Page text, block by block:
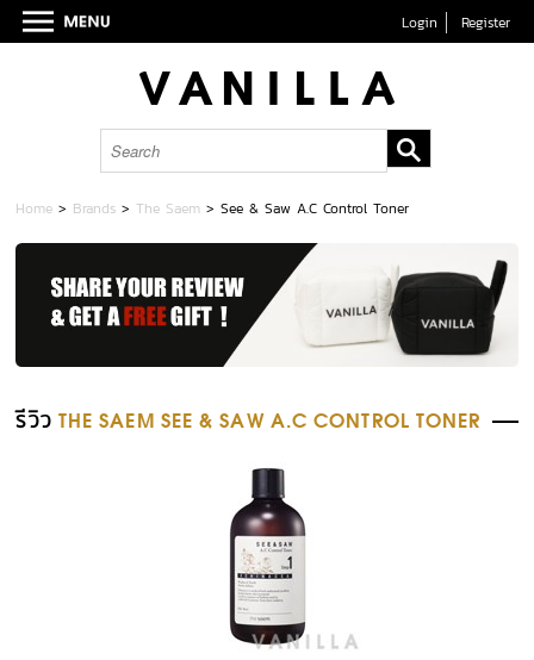
Login Register
Home > Brands >The Saem >See & Saw A.C Control Toner
รีวิว THE SAEM SEE & SAW A.C CONTROL TONER